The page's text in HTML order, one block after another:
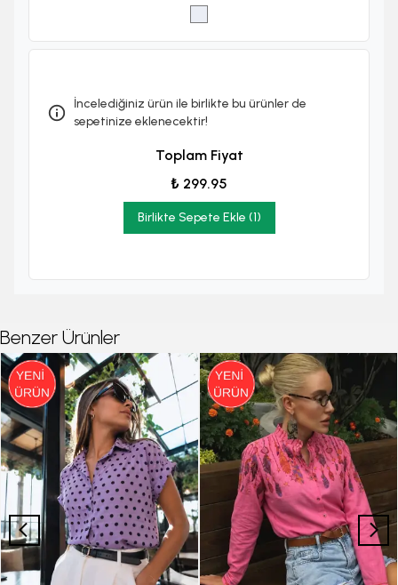
İncelediğiniz ürün ile birlikte bu ürünler de
sepetinize eklenecektir!
Toplam Fiyat
₺ 299.95
Birlikte Sepete Ekle (1)
Benzer Ürünler